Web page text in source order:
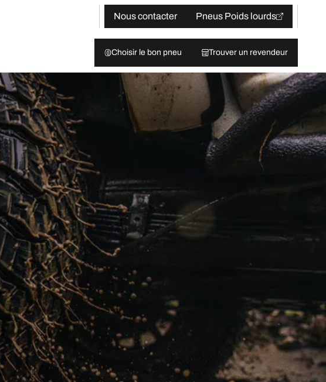
Nous contacter
Pneus Poids lourds
Choisir le bon pneu Trouver un revendeur